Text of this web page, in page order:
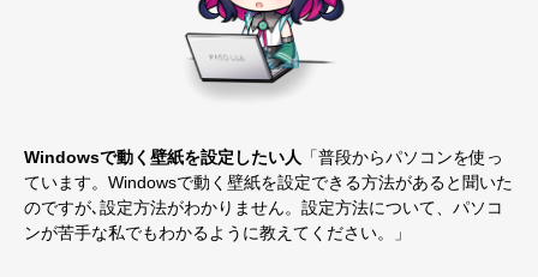
Windowsで動く壁紙を設定したい人 「普段からパソコンを使っ
ています。Windowsで動く壁紙を設定できる方法があると聞いた
のですが､設定方法がわかりません。設定方法について、パソコ
ンが苦手な私でもわかるように教えてください。」